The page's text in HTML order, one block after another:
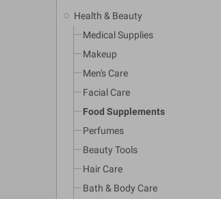
Health & Beauty
Medical Supplies
Makeup
Men's Care
Facial Care
Food Supplements
Perfumes
Beauty Tools
Hair Care
Bath & Body Care